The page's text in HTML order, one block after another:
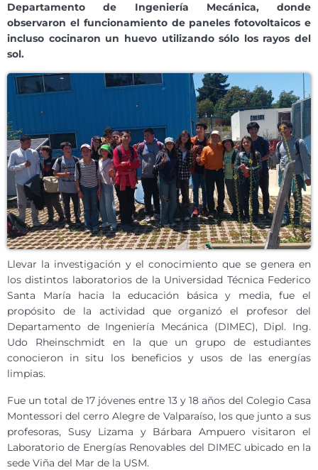
Departamento de Ingeniería Mecánica, donde
observaron el funcionamiento de paneles fotovoltaicos e
incluso cocinaron un huevo utilizando sólo los rayos del
sol.
Llevar la investigación y el conocimiento que se genera en
los distintos laboratorios de la Universidad Técnica Federico
Santa María hacia la educación básica y media, fue el
propósito de la actividad que organizó el profesor del
Departamento de Ingeniería Mecánica (DIMEC), Dipl. Ing.
Udo Rheinschmidt en la que un grupo de estudiantes
conocieron in situ los beneficios y usos de las energías
limpias.
Fue un total de 17 jóvenes entre 13 y 18 años del Colegio Casa
Montessori del cerro Alegre de Valparaíso, los que junto a sus
profesoras, Susy Lizama y Bárbara Ampuero visitaron el
Laboratorio de Energías Renovables del DIMEC ubicado en la
sede Viña del Mar de la USM.